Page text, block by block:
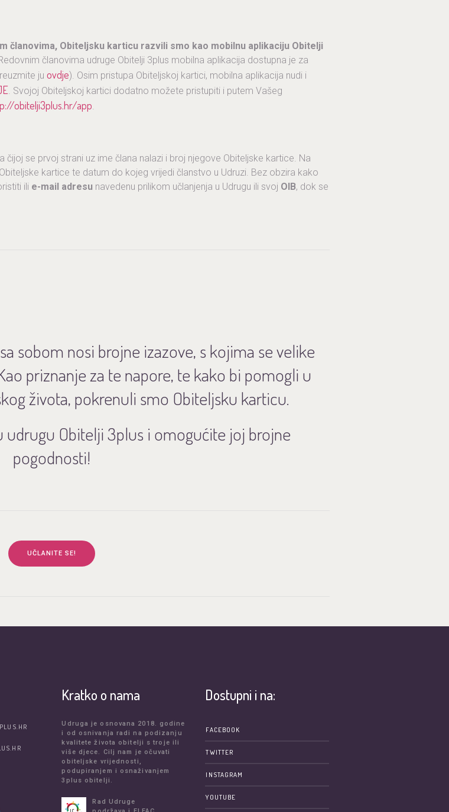
članovima, Obiteljsku karticu razvili smo kao mobilnu aplikaciju Obitelji
članovima udruge Obitelji 3plus mobilna aplikacija dostupna je za
ju ovdje). Osim pristupa Obiteljskoj kartici, mobilna aplikacija nudi i
. Svojoj Obiteljskoj kartici dodatno možete pristupiti i putem Vašeg
obitelji3plus.hr/app.
se prvoj strani uz ime člana nalazi i broj njegove Obiteljske kartice. Na
kartice te datum do kojeg vrijedi članstvo u Udruzi. Bez obzira kako
ilie-mail adresunavedenu prilikom učlanjenja u Udrugu ili svoj OIB, dok se
sobom nosi brojne izazove, s kojima se velike
priznanje za te napore, te kako bi pomogli u
života, pokrenuli smo Obiteljsku karticu.
udrugu Obitelji 3plus i omogućite joj brojne
pogodnosti!
UČLANITE SE!
Kratko o nama
Udruga je osnovana 2018. godine
i od osnivanja radi na podizanju
kvalitete života obitelji s troje ili
više djece. Cilj nam je očuvati
obiteljske vrijednosti,
podupiranjem i osnaživanjem
3plus obitelji.
Rad Udruge
Dostupni i na:
FACEBOOK
TWITTER
INSTAGRAM
YOUTUBE